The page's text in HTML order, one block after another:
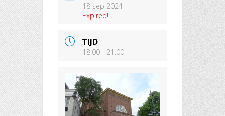
18 sep 2024
Expired!
TIJD
18:00 - 21:00